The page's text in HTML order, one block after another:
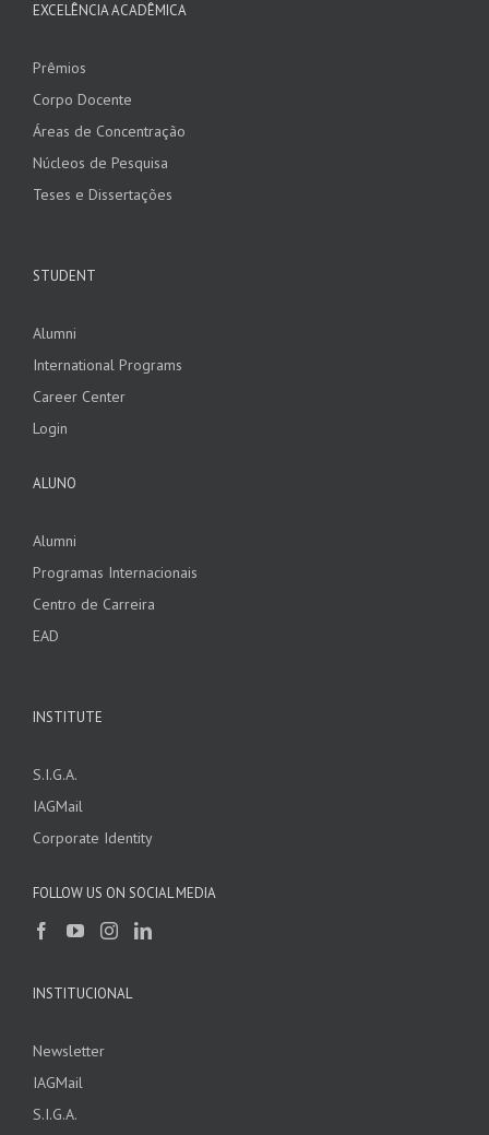
EXCELÊNCIA ACADÊMICA
Prêmios
Corpo Docente
Áreas de Concentração
Núcleos de Pesquisa
Teses e Dissertações
STUDENT
Alumni
International Programs
Career Center
Login
ALUNO
Alumni
Programas Internacionais
Centro de Carreira
EAD
INSTITUTE
S.I.G.A.
IAGMail
Corporate Identity
FOLLOW US ON SOCIAL MEDIA
INSTITUCIONAL
Newsletter
IAGMail
S.I.G.A.